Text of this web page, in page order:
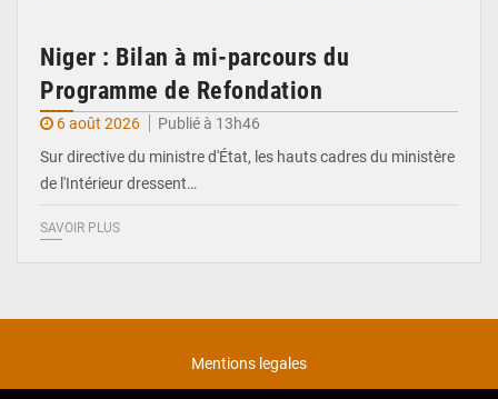
Niger : Bilan à mi-parcours du
Programme de Refondation
6 août 2026
Publié à 13h46
Sur directive du ministre d'État, les hauts cadres du ministère
de l'Intérieur dressent…
SAVOIR PLUS
Mentions legales